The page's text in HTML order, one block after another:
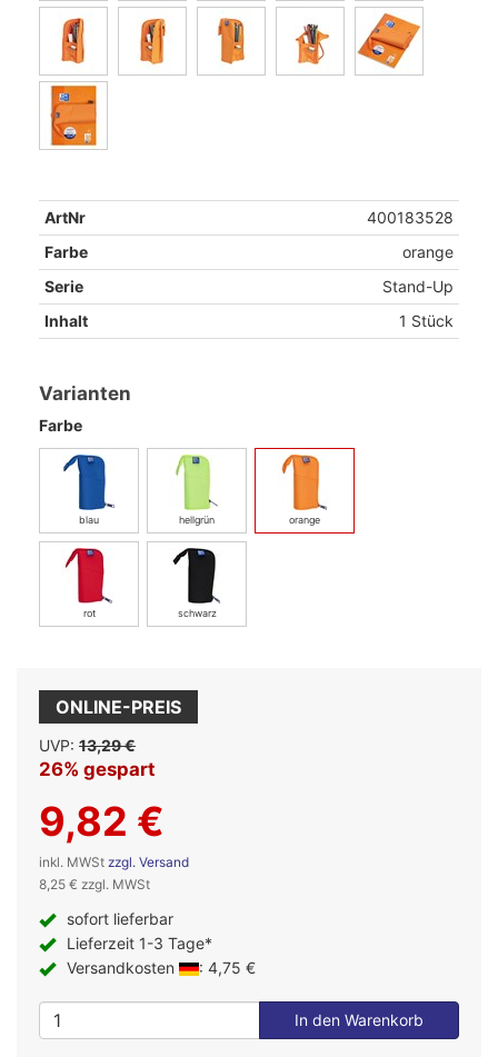
ArtNr
400183528
Farbe
orange
Serie
Stand-Up
Inhalt
1 Stück
Varianten
Farbe
blau hellgrün orange
rot schwarz
ONLINE-PREIS
UVP: 13,29 €
26% gespart
9,82 €
inkl. MWSt zzgl. Versand
8,25 € zzgl. MWSt
sofort lieferbar
Lieferzeit 1-3 Tage*
Versandkosten
: 4,75 €